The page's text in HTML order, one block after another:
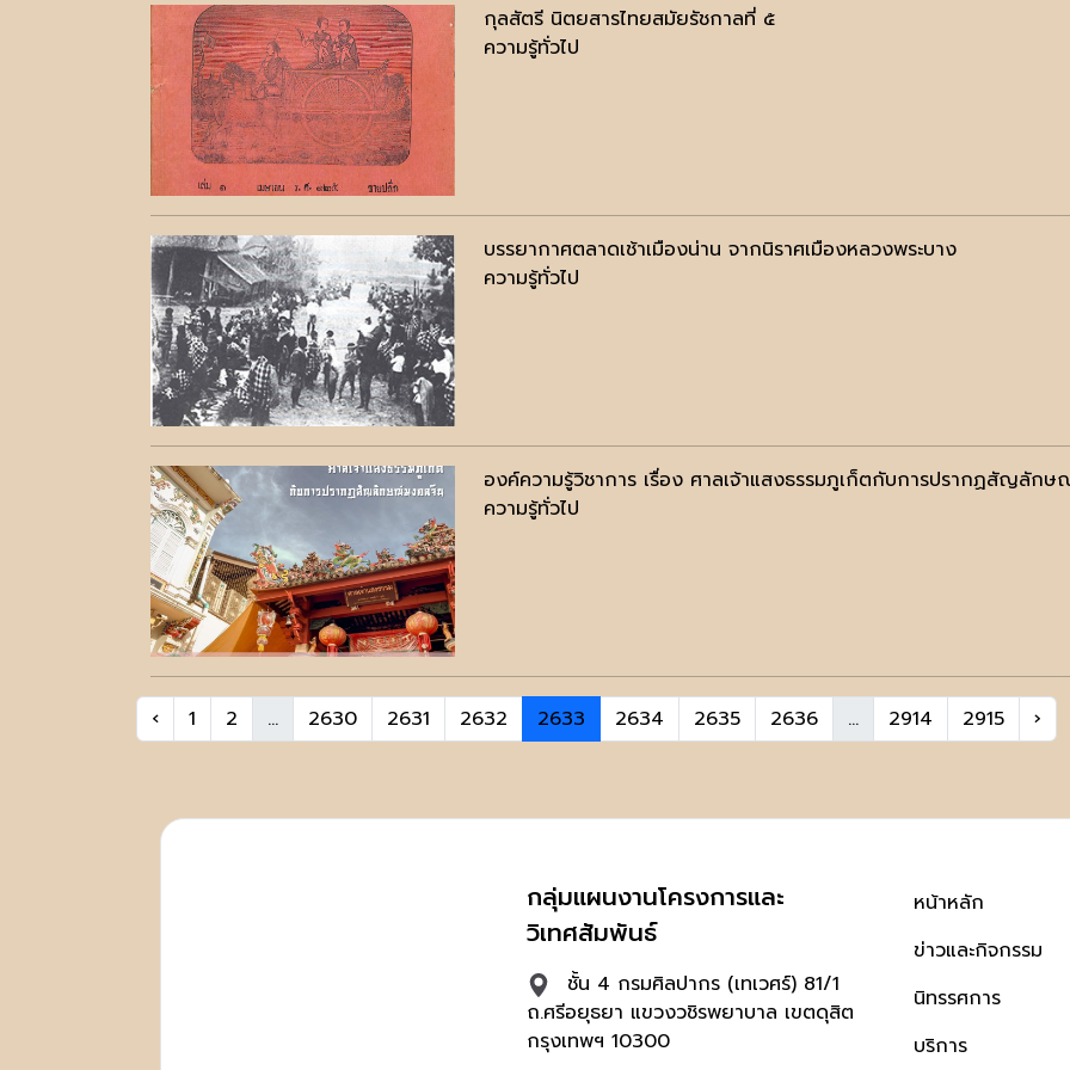
กุลสัตรี นิตยสารไทยสมัยรัชกาลที่ ๕
ความรู้ทั่วไป
บรรยากาศตลาดเช้าเมืองน่าน จากนิราศเมืองหลวงพระบาง
ความรู้ทั่วไป
องค์ความรู้วิชาการ เรื่อง ศาลเจ้าแสงธรรมภูเก็ตกับการปรากฏสัญลัก
ความรู้ทั่วไป
‹ 1 2 ... 2630 2631 2632 2633 2634 2635 2636 ... 2914 2915 ›
กลุ่มแผนงานโครงการและ
วิเทศสัมพันธ์
ชั้น 4 กรมศิลปากร (เทเวศร์) 81/1
ถ.ศรีอยุธยา แขวงวชิรพยาบาล เขตดุสิต
กรุงเทพฯ 10300
หน้าหลัก
ข่าวและกิจกรรม
นิทรรศการ
บริการ